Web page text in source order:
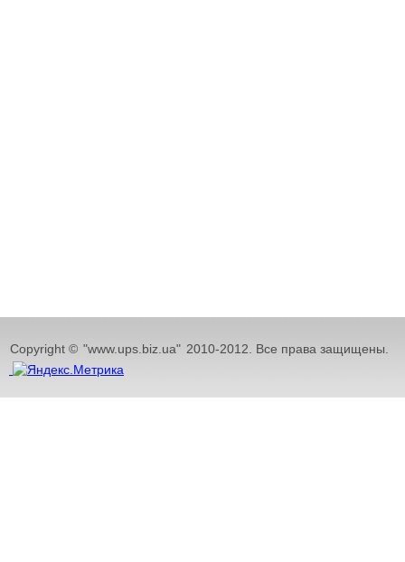
Copyright © "www.ups.biz.ua" 2010-2012. Все права защищены.